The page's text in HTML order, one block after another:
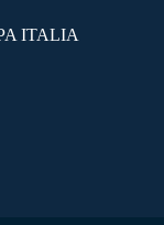
ITALIA